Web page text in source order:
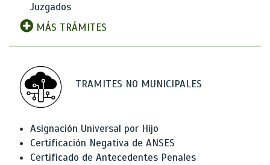
Juzgados
MÁS TRÁMITES
TRAMITES NO MUNICIPALES
Asignación Universal por Hijo
Certificación Negativa de ANSES
Certificado de Antecedentes Penales